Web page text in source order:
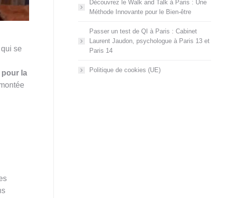
se
la
Découvrez le Walk and Talk à Paris : Une
Méthode Innovante pour le Bien-être
Passer un test de QI à Paris : Cabinet
Laurent Jaudon, psychologue à Paris 13 et
Paris 14
Politique de cookies (UE)